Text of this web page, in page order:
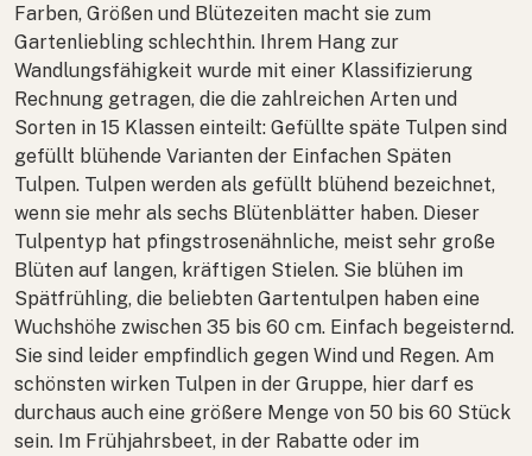
Farben, Größen und Blütezeiten macht sie zum
Gartenliebling schlechthin. Ihrem Hang zur
Wandlungsfähigkeit wurde mit einer Klassifizierung
Rechnung getragen, die die zahlreichen Arten und
Sorten in 15 Klassen einteilt: Gefüllte späte Tulpen sind
gefüllt blühende Varianten der Einfachen Späten
Tulpen. Tulpen werden als gefüllt blühend bezeichnet,
wenn sie mehr als sechs Blütenblätter haben. Dieser
Tulpentyp hat pfingstrosenähnliche, meist sehr große
Blüten auf langen, kräftigen Stielen. Sie blühen im
Spätfrühling, die beliebten Gartentulpen haben eine
Wuchshöhe zwischen 35 bis 60 cm. Einfach begeisternd.
Sie sind leider empfindlich gegen Wind und Regen. Am
schönsten wirken Tulpen in der Gruppe, hier darf es
durchaus auch eine größere Menge von 50 bis 60 Stück
sein. Im Frühjahrsbeet, in der Rabatte oder im